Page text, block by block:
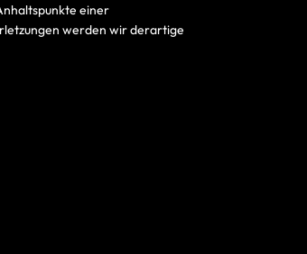
einer
werden wir derartige